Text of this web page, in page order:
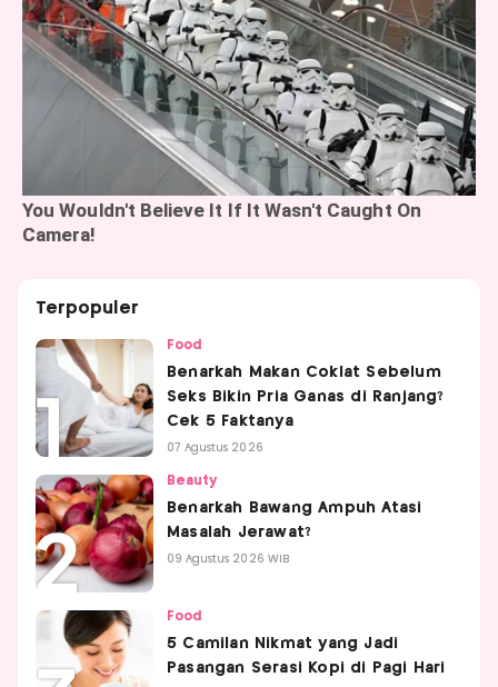
Terpopuler
Food
Benarkah Makan Coklat Sebelum
Seks Bikin Pria Ganas di Ranjang?
Cek 5 Faktanya
07 Agustus 2026
Beauty
Benarkah Bawang Ampuh Atasi
Masalah Jerawat?
09 Agustus 2026 WIB
Food
5 Camilan Nikmat yang Jadi
Pasangan Serasi Kopi di Pagi Hari